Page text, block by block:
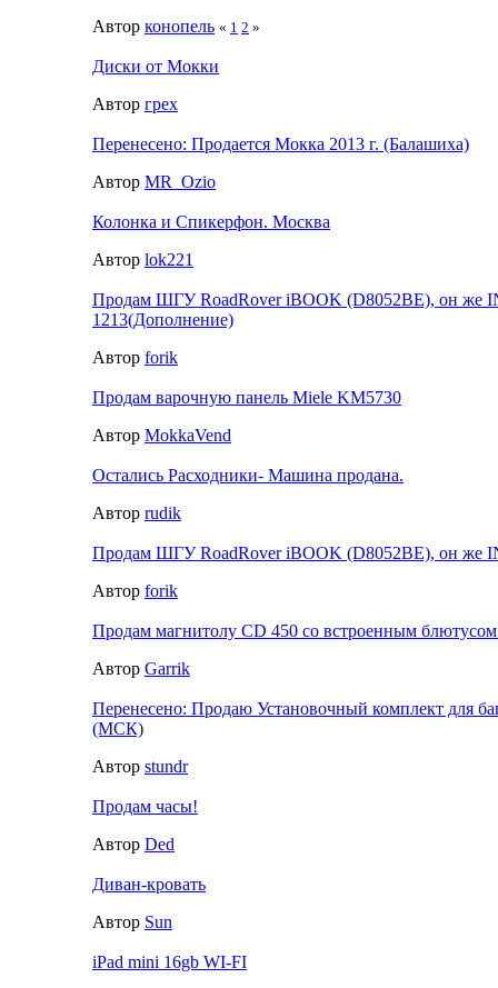
Автор конопель « 1 2 »
Диски от Мокки
Автор грех
Перенесено: Продается Мокка 2013 г. (Балашиха)
Автор MR_Ozio
Колонка и Спикерфон. Москва
Автор lok221
Продам ШГУ RoadRover iBOOK (D8052BE), он же
1213(Дополнение)
Автор forik
Продам варочную панель Miele KM5730
Автор MokkaVend
Остались Расходники- Машина продана.
Автор rudik
Продам ШГУ RoadRover iBOOK (D8052BE), он же
Автор forik
Продам магнитолу CD 450 со встроенным
Автор Garrik
Перенесено: Продаю Установочный комплект для
(МСК)
Автор stundr
Продам часы!
Автор Ded
Диван-кровать
Автор Sun
iPad mini 16gb WI-FI